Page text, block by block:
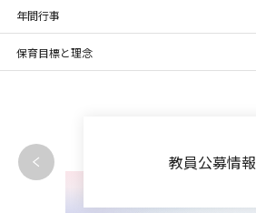
年間行事
保育目標と理念
教員公募情報